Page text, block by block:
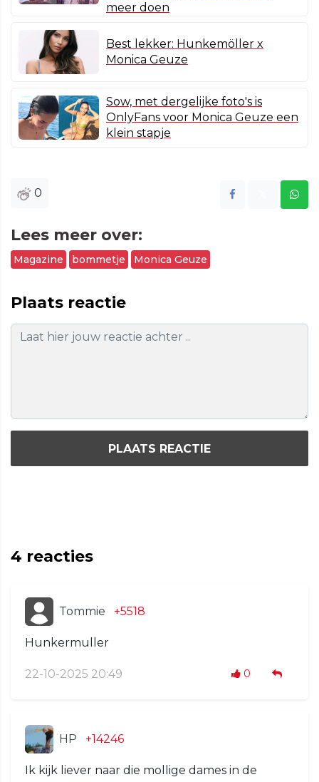
meer doen
Best lekker: Hunkemöller x
Monica Geuze
Sow, met dergelijke foto's is
OnlyFans voor Monica Geuze een
klein stapje
0
Lees meer over:
Magazine bommetje Monica Geuze
Plaats reactie
PLAATS REACTIE
4 reacties
Tommie +5518
Hunkermuller
22-10-2025 20:49 0
HP +14246
Ik kijk liever naar die mollige dames in de